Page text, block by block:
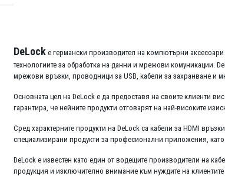
DeLock е германски производител на компютърни
технологиите за обработка на данни и мрежови комуникации.
мрежови връзки, проводници за USB, кабели за захранване и
Основната цел на DeLock е да предоставя на своите клиенти
гарантира, че нейните продукти отговарят на най-високите
Сред характерните продукти на DeLock са кабели за HDMI
специализирани продукти за професионални приложения,
DeLock е известен като един от водещите производители на
продукция и изключително внимание към нуждите на клиентите